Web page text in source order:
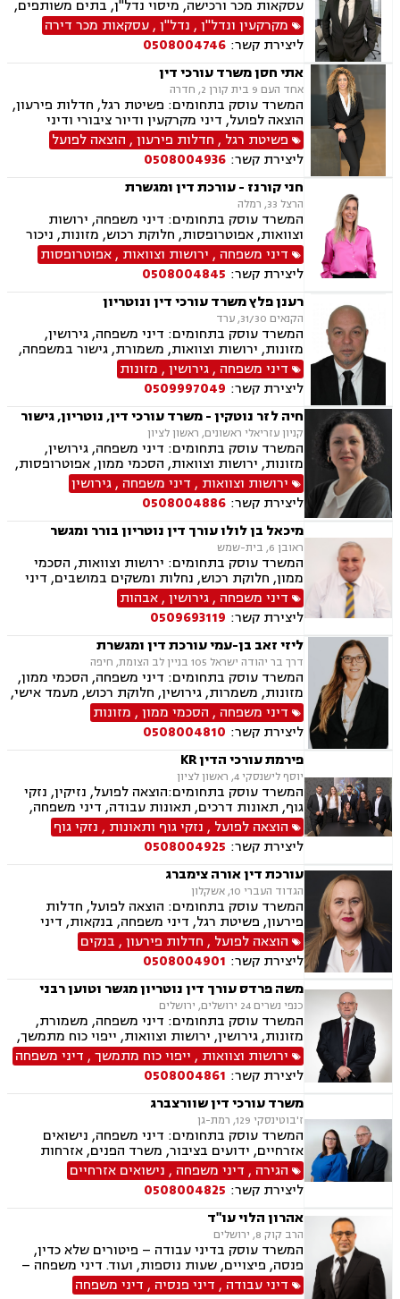
עסקאות מכר ורכישה, מיסוי נדל"ן, בתים משותפים,
תכנון ובניה, ליקוי בניה, מושבים וקיבוצים, קבוצת
רכישה, מגרשים לבניה, רשות מקרקעי ישראל,
ירושות וצוואות, הסכמי ממון, ייפוי כוח מתמשך, דיני
משפחה, פונדקאות, מזונות, גישור, אפוטרופסות,
גירושין, נשואים אזרחיים, מעמד אישי, ניכור הורי,
זמני שהות, העברה בין דורית
מקרקעין ונדל"ן, נדל"ן,עסקאות מכר דירה
ליצירת קשר: 0508004746
אתי חסן משרד עורכי דין
אחד העם 9 בית קורן 2, חדרה
המשרד עוסק בתחומים: פשיטת רגל, חדלות פירעון,
הוצאה לפועל, דיני מקרקעין ודיור ציבורי ודיני
משפחה, ביטוח לאומי, תעבורה.
פשיטת רגל , חדלות פירעון, הוצאה לפועל
ליצירת קשר: 0508004936
חני קורנז - עורכת דין ומגשרת
הרצל 33, רמלה
המשרד עוסק בתחומים: דיני משפחה, ירושות
וצוואות, אפוטרופסות, חלוקת רכוש, מזונות, ניכור
הורי, אלימות במשפחה, גירושין, גישור במשפחה,
הסכמי ממון, ידועים בציבור, מעמד אישי, הורות
משותפת, זמני שהות, חוק הנוער, חטיפת ילדים,
ייפוי כוח מתמשך, אחריות הורית
דיני משפחה , ירושות וצוואות ,אפוטרופסות
ליצירת קשר: 0508004845
רענן פלץ משרד עורכי דין ונוטריון
הקנאים 31/30, ערד
המשרד עוסק בתחומים: דיני משפחה, גירושין,
מזונות, ירושות וצוואות, משמורת, גישור במשפחה,
חלוקת רכוש, ידועים בציבור, מעמד אישי, אלימות
במשפחה, נזיקין, נזקי גוף, נזקי רכוש, תאונות דרכים,
תאונות עבודה, תאונות עקב רשלנות, דיני עבודה,
נוטריון.
דיני משפחה ,גירושין, מזונות
ליצירת קשר: 0509997049
חיה לזר נוטקין - משרד עורכי דין, נוטריון, גישור
קניון עזריאלי ראשונים, ראשון לציון
המשרד עוסק בתחומים: דיני משפחה, גירושין,
מזונות, ירושות וצוואות, הסכמי ממון, אפוטרופסות,
גישור במשפחה, ניכור הורי, הורות חד מינית, העברה
בין דורית, בן ממשיך, נוטריון, חלוקת רכוש , ידועים
בציבור, נישואים אזרחיים
ירושות וצוואות , דיני משפחה ,גירושין
ליצירת קשר: 0508004886
מיכאל בן לולו עורך דין נוטריון בורר ומגשר
ראובן 6, בית-שמש
המשרד עוסק בתחומים: ירושות וצוואות, הסכמי
ממון, חלוקת רכוש, נחלות ומשקים במושבים, דיני
מקרקעין, עסקאות מכר דירה, נדל"ן, רשות מקרקעי
ישראל, דיני משפחה, גירושין, מזונות, משמורת,
אלימות במשפחה, אבהות , גישור במשפחה, אומנה,
מעמד אישי, ניכור הורי
דיני משפחה ,גירושין,אבהות
ליצירת קשר: 0509693119
ליזי זאב בן-עמי עורכת דין ומגשרת
דרך בר יהודה ישראל 105 בניין לב הצומת, חיפה
המשרד עוסק בתחומים: דיני משפחה, הסכמי ממון,
מזונות, משמרות, גירושין, חלוקת רכוש, מעמד אישי,
זמני שהות, ירושות וצוואות, מקרקעין ונדל"ן, ליקויי
בניה, עסקאות מכר דירה, דיני ספורט, ייצוג שחקנים,
התאחדות קבוצות הכדורגל פיפ"א, גישור, בוררות,
אחריות מקצועית.
דיני משפחה , הסכמי ממון, מזונות
ליצירת קשר: 0508004810
פירמת עורכי הדין KR
יוסף לישנסקי 4, ראשון לציון
המשרד עוסק בתחומים:הוצאה לפועל, נזיקין, נזקי
גוף, תאונות דרכים, תאונות עבודה, דיני משפחה,
גירושין, ירושות וצוואות, הסכמי ממון, דין משמעתי,
מקרקעין ונדל"ן, עסקאות מכר דירה, גישור עסקי,
דיני חוזים, אובדן כושר עבודה, ביטוח לאומי, דיני
חברות, דיני עמותות.
הוצאה לפועל , נזקי גוף ותאונות , נזקי גוף
ליצירת קשר: 0508004925
עורכת דין אורה צימברג
הגדוד העברי 10, אשקלון
המשרד עוסק בתחומים: הוצאה לפועל, חדלות
פירעון, פשיטת רגל, דיני משפחה, בנקאות, דיני
חוזים ומסחר
הוצאה לפועל , חדלות פירעון, בנקים
ליצירת קשר: 0508004901
משה פרדס עורך דין נוטריון מגשר וטוען רבני
כנפי נשרים 24 ירושלים, ירושלים
המשרד עוסק בתחומים: דיני משפחה, משמורת,
מזונות, גירושין, ירושות וצוואות, ייפוי כוח מתמשך,
חלוקת רכוש, עסקאות מכר דירה, משפט אזרחי, טוען
רבני, גישור, נוטריון
ירושות וצוואות , ייפוי כוח מתמשך, דיני משפחה
ליצירת קשר: 0508004861
משרד עורכי דין שוורצברג
ז'בוטינסקי 129, רמת-גן
המשרד עוסק בתחומים: דיני משפחה, נישואים
אזרחיים, ידועים בציבור, משרד הפנים, אזרחות
ואשרות בישראל, הורות חד מינית, הסכמי ממון,
גירושין, אבהות , ירושות וצוואות, מומחים לדין הזר,
דיני חוזים, מסחר בינלאומי, אזרחי מסחרי, נוטריון
הגירה , דיני משפחה , נישואים אזרחיים
ליצירת קשר: 0508004825
אהרון הלוי עו"ד
הרב קוק 8, ירושלים
המשרד עוסק בדיני עבודה – פיטורים שלא כדין,
פנסה, פיצויים, שעות נוספות, ועוד. דיני משפחה –
גירושין, משמורת, הסדרי ראייה, מזונות, ועוד.
דיני עבודה , דיני פנסיה , דיני משפחה